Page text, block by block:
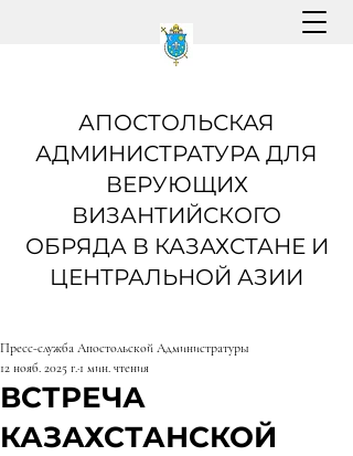
АПОСТОЛЬСКАЯ
АДМИНИСТРАТУРА ДЛЯ
ВЕРУЮЩИХ
ВИЗАНТИЙСКОГО
ОБРЯДА В КАЗАХСТАНЕ И
ЦЕНТРАЛЬНОЙ АЗИИ
ВСТРЕЧА
КАЗАХСТАНСКОЙ
Пресс-служба Апостольской Администратуры
12 нояб. 2025 г. 1 мин. чтения